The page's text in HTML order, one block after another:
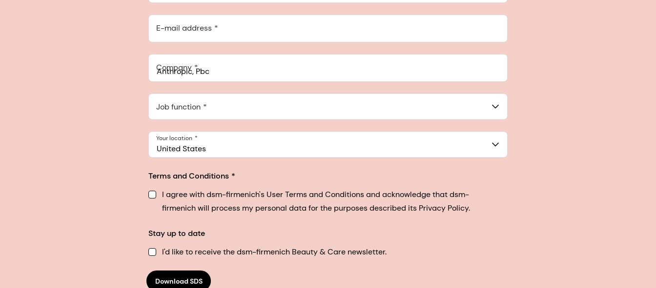
E-mail address
Company
Anthropic, PBC
548 Market St Pmb 90375, San Francisco, California, US
Job function
United States
Your location
Terms and Conditions
I agree with dsm-firmenich's User Terms and Conditions and acknowledge that dsm-
firmenich will process my personal data for the purposes described its Privacy Policy.
Stay up to date
I'd like to receive the dsm-firmenich Beauty & Care newsletter.
Download SDS